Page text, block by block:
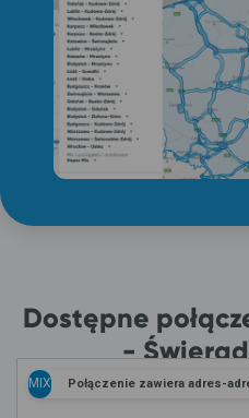
Dostępne
-
MIX Połączenie zawiera adres-